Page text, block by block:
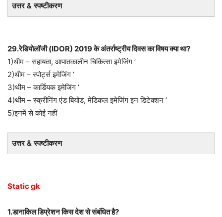
उत्तर & स्पष्टीकरण
29.रेडियोलॉजी (IDOR) 2019 के अंतर्राष्ट्रीय दिवस का विषय क्या था?
1)थीम – सहायता, आपातकालीन चिकित्सा इमेजिंग ’
2)थीम – स्पोर्ट्स इमेजिंग ’
3)थीम – कार्डियक इमेजिंग ’
4)थीम – स्क्रीनिंग एंड बियोंड, मेडिकल इमेजिंग इन डिटेक्शन ’
5)इनमें से कोई नहीं
उत्तर & स्पष्टीकरण
Static gk
1.डानाकिल डिप्रेशन किस देश से संबंधित है?